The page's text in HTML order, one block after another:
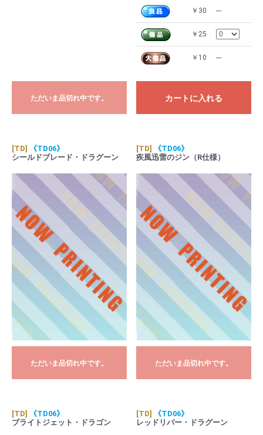
ただいま品切れ中です。
￥30 ---
￥25
￥10 ---
カートに入れる
[TD]
《TD06》
シールドブレード・ドラグーン
ただいま品切れ中です。
[TD]
《TD06》
疾風迅雷のジン（R仕様）
ただいま品切れ中です。
[TD]
《TD06》
ブライトジェット・ドラゴン
[TD]
《TD06》
レッドリバー・ドラグーン